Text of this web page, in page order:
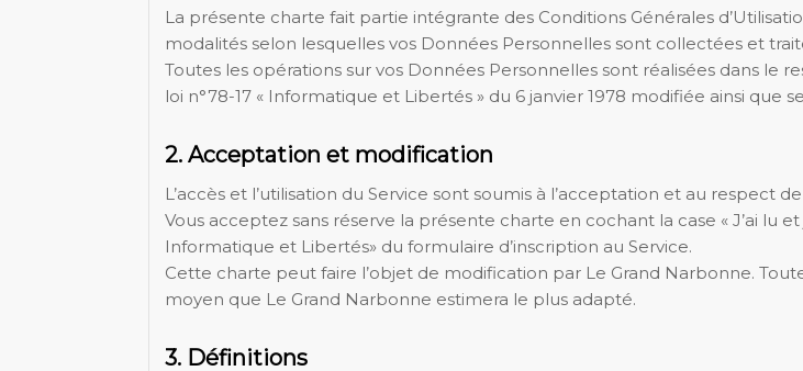
La présente charte fait partie intégrante des Conditions Générales
modalités selon lesquelles vos Données Personnelles sont collectées et
Toutes les opérations sur vos Données Personnelles sont réalisées dans
loi n°78-17 « Informatique et Libertés » du 6 janvier 1978 modifiée ainsi que
2. Acceptation et modification
L’accès et l’utilisation du Service sont soumis à l’acceptation et au respect
Vous acceptez sans réserve la présente charte en cochant la case « J’ai lu
Informatique et Libertés» du formulaire d’inscription au Service.
Cette charte peut faire l’objet de modification par Le Grand Narbonne.
moyen que Le Grand Narbonne estimera le plus adapté.
3. Définitions